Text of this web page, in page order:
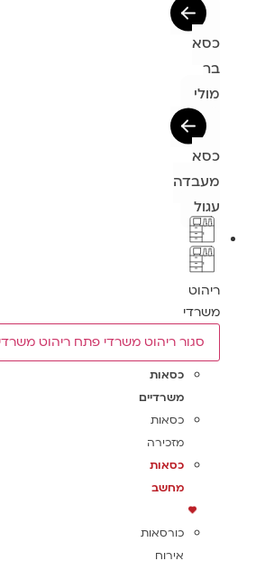
כסא
בר
מולי
כסא
מעבדה
עגול
ריהוט
משרדי
סגור ריהוט משרדי פתח ריהוט משרדי
כסאות
משרדיים
כסאות
מזכירה
כסאות
מחשב
כורסאות
אירוח